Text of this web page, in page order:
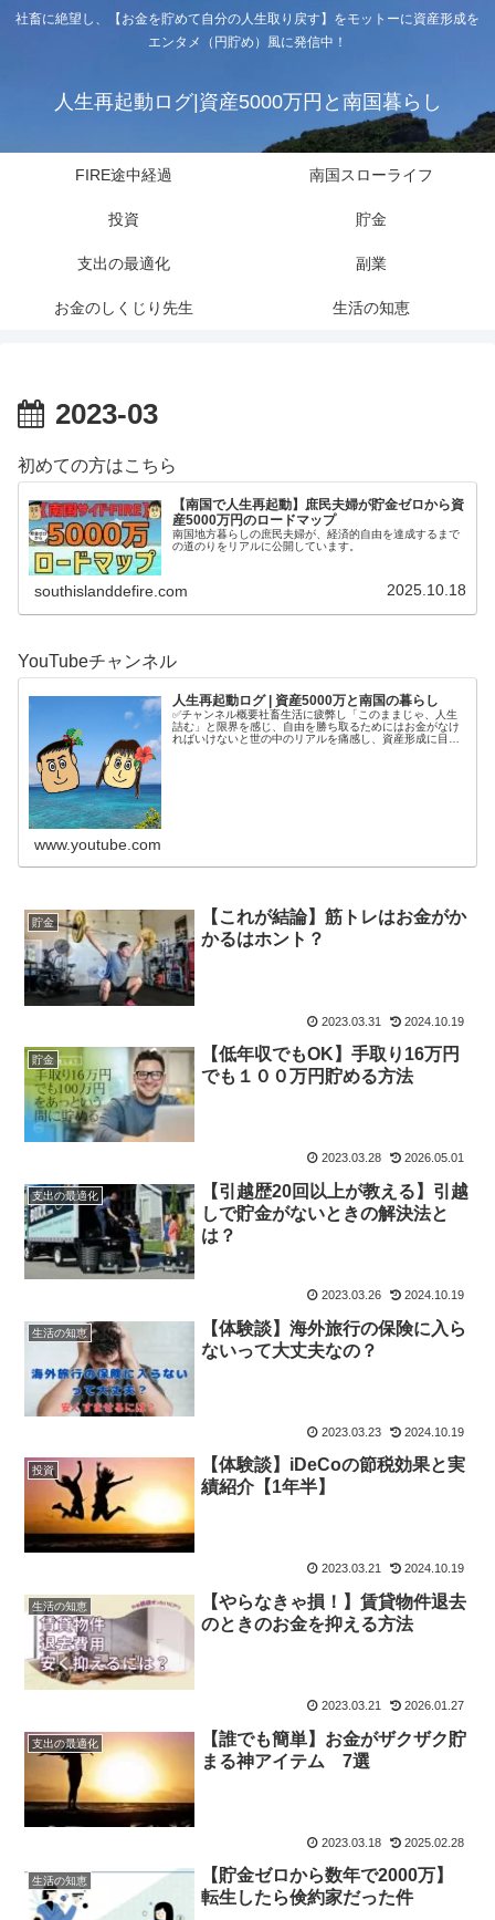
社畜に絶望し、【お金を貯めて自分の人生取り戻す】をモットーに資産形成を
エンタメ（円貯め）風に発信中！
人生再起動ログ|資産5000万円と南国暮らし
FIRE途中経過 南国スローライフ
投資 貯金
支出の最適化 副業
お金のしくじり先生 生活の知恵
2023-03
初めての方はこちら
【南国で人生再起動】庶民夫婦が貯金ゼロから資
産5000万円のロードマップ
南国地方暮らしの庶民夫婦が、経済的自由を達成するまで
の道のりをリアルに公開しています。
southislanddefire.com 2025.10.18
YouTubeチャンネル
人生再起動ログ | 資産5000万と南国の暮らし
✅チャンネル概要社畜生活に疲弊し「このままじゃ、人生
詰む」と限界を感じ、自由を勝ち取るためにはお金がなけ
ればいけないと世の中のリアルを痛感し、資産形成に目覚
www.youtube.com
貯金
【これが結論】筋トレはお金がか
かるはホント？
2023.03.31 2024.10.19
貯金
【低年収でもOK】手取り16万円
でも１００万円貯める方法
2023.03.28 2026.05.01
支出の最適化
【引越歴20回以上が教える】引越
しで貯金がないときの解決法と
は？
2023.03.26 2024.10.19
生活の知恵
【体験談】海外旅行の保険に入ら
ないって大丈夫なの？
2023.03.23 2024.10.19
投資
【体験談】iDeCoの節税効果と実
績紹介【1年半】
2023.03.21 2024.10.19
生活の知恵
【やらなきゃ損！】賃貸物件退去
のときのお金を抑える方法
2023.03.21 2026.01.27
支出の最適化
【誰でも簡単】お金がザクザク貯
まる神アイテム 7選
2023.03.18 2025.02.28
生活の知恵
【貯金ゼロから数年で2000万】
転生したら倹約家だった件